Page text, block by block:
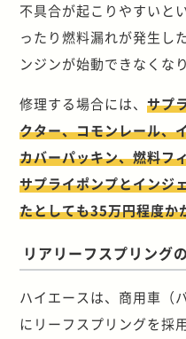
不具合が起こりやすいと
ったり燃料漏れが発生し
ンジンが始動できなくな
修理する場合には、サプ
クター、コモンレール、
カバーパッキン、燃料フ
サプライポンプとインジ
たとしても35万円程度か
リアリーフスプリング
ハイエースは、商用車（
にリーフスプリングを採